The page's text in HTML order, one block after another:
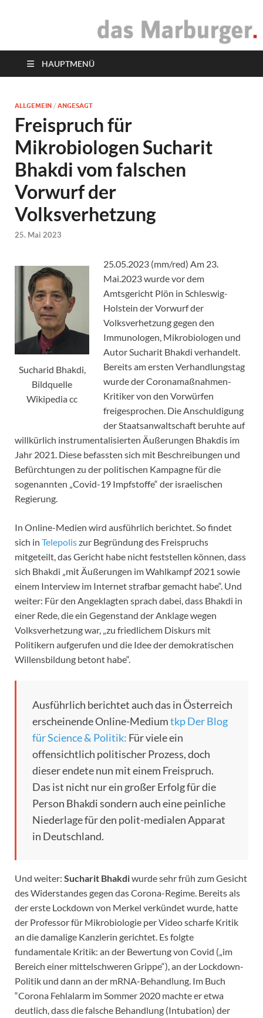
das Marburger.
HAUPTMENÜ
ALLGEMEIN / ANGESAGT
Freispruch für
Mikrobiologen Sucharit
Bhakdi vom falschen
Vorwurf der
Volksverhetzung
25. Mai 2023
Sucharid Bhakdi,
Bildquelle
Wikipedia cc
25.05.2023 (mm/red) Am 23.
Mai.2023 wurde vor dem
Amtsgericht Plön in Schleswig-
Holstein der Vorwurf der
Volksverhetzung gegen den
Immunologen, Mikrobiologen und
Autor Sucharit Bhakdi verhandelt.
Bereits am ersten Verhandlungstag
wurde der Coronamaßnahmen-
Kritiker von den Vorwürfen
freigesprochen. Die Anschuldigung
der Staatsanwaltschaft beruhte auf
willkürlich instrumentalisierten Äußerungen Bhakdis im
Jahr 2021. Diese befassten sich mit Beschreibungen und
Befürchtungen zu der politischen Kampagne für die
sogenannten „Covid-19 Impfstoffe“ der israelischen
Regierung.
In Online-Medien wird ausführlich berichtet. So findet
sich in Telepoliszur Begründung des Freispruchs
mitgeteilt, das Gericht habe nicht feststellen können, dass
sich Bhakdi „mit Äußerungen im Wahlkampf 2021 sowie
einem Interview im Internet strafbar gemacht habe“. Und
weiter: Für den Angeklagten sprach dabei, dass Bhakdi in
einer Rede, die ein Gegenstand der Anklage wegen
Volksverhetzung war, „zu friedlichem Diskurs mit
Politikern aufgerufen und die Idee der demokratischen
Willensbildung betont habe“.
Ausführlich berichtet auch das in Österreich
erscheinende Online-Mediumtkp Der Blog
für Science & Politik: Für viele ein
offensichtlich politischer Prozess, doch
dieser endete nun mit einem Freispruch.
Das ist nicht nur ein großer Erfolg für die
Person Bhakdi sondern auch eine peinliche
Niederlage für den polit-medialen Apparat
in Deutschland.
Und weiter: Sucharit Bhakdiwurde sehr früh zum Gesicht
des Widerstandes gegen das Corona-Regime. Bereits als
der erste Lockdown von Merkel verkündet wurde, hatte
der Professor für Mikrobiologie per Video scharfe Kritik
an die damalige Kanzlerin gerichtet. Es folgte
fundamentale Kritik: an der Bewertung von Covid („im
Bereich einer mittelschweren Grippe“), an der Lockdown-
Politik und dann an der mRNA-Behandlung. Im Buch
“Corona Fehlalarm im Sommer 2020 machte er etwa
deutlich, dass die falsche Behandlung (Intubation) der